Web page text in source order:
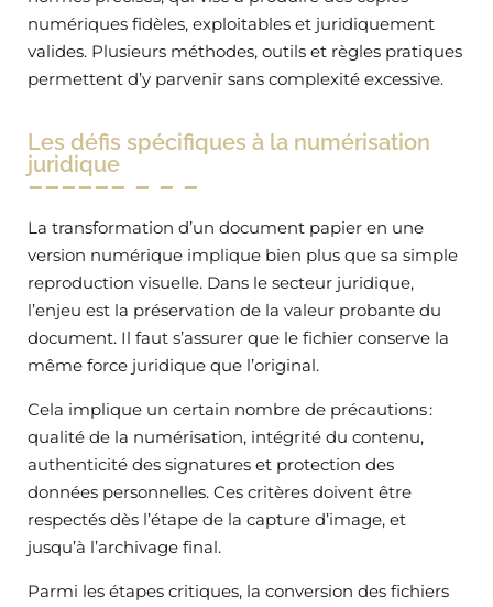
numériques fidèles, exploitables et juridiquement
valides. Plusieurs méthodes, outils et règles pratiques
permettent d’y parvenir sans complexité excessive.
Les défis spécifiques à la numérisation
juridique
La transformation d’un document papier en une
version numérique implique bien plus que sa simple
reproduction visuelle. Dans le secteur juridique,
l’enjeu est la préservation de la valeur probante du
document. Il faut s’assurer que le fichier conserve la
même force juridique que l’original.
Cela implique un certain nombre de précautions :
qualité de la numérisation, intégrité du contenu,
authenticité des signatures et protection des
données personnelles. Ces critères doivent être
respectés dès l’étape de la capture d’image, et
jusqu’à l’archivage final.
Parmi les étapes critiques, la conversion des fichiers